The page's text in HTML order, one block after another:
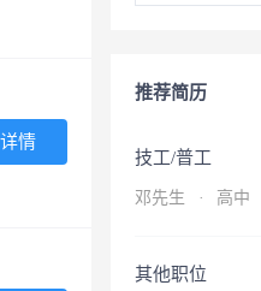
推荐简历
技工/普工
邓先生 · 高中
其他职位
情